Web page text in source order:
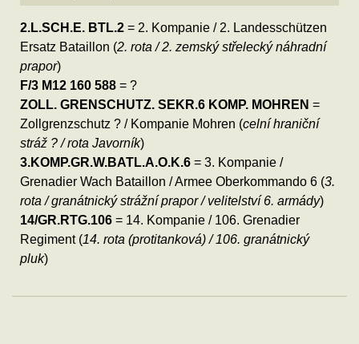
2.L.SCH.E. BTL.2 = 2. Kompanie / 2. Landesschützen
Ersatz Bataillon (2. rota / 2. zemský střelecký náhradní
prapor)
F/3 M12 160 588 = ?
ZOLL. GRENSCHUTZ. SEKR.6 KOMP. MOHREN =
Zollgrenzschutz ? / Kompanie Mohren (celní hraniční
stráž ? / rota Javorník)
3.KOMP.GR.W.BATL.A.O.K.6 = 3. Kompanie /
Grenadier Wach Bataillon / Armee Oberkommando 6 (3.
rota / granátnický strážní prapor / velitelství 6. armády)
14/GR.RTG.106 = 14. Kompanie / 106. Grenadier
Regiment (14. rota (protitanková) / 106. granátnický
pluk)